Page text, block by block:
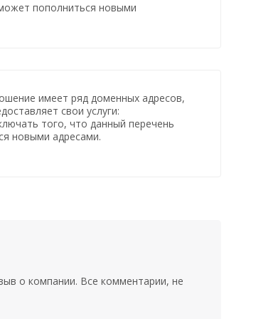
пополниться новыми
имеет ряд доменных адресов,
свои услуги:
того, что данный перечень
новыми адресами.
о компании. Все комментарии, не